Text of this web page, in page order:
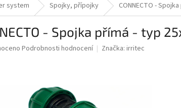
system Spojky, přípojky CONNECTO -
- Spojka přímá - typ
Podrobnosti hodnocení Značka: irritec